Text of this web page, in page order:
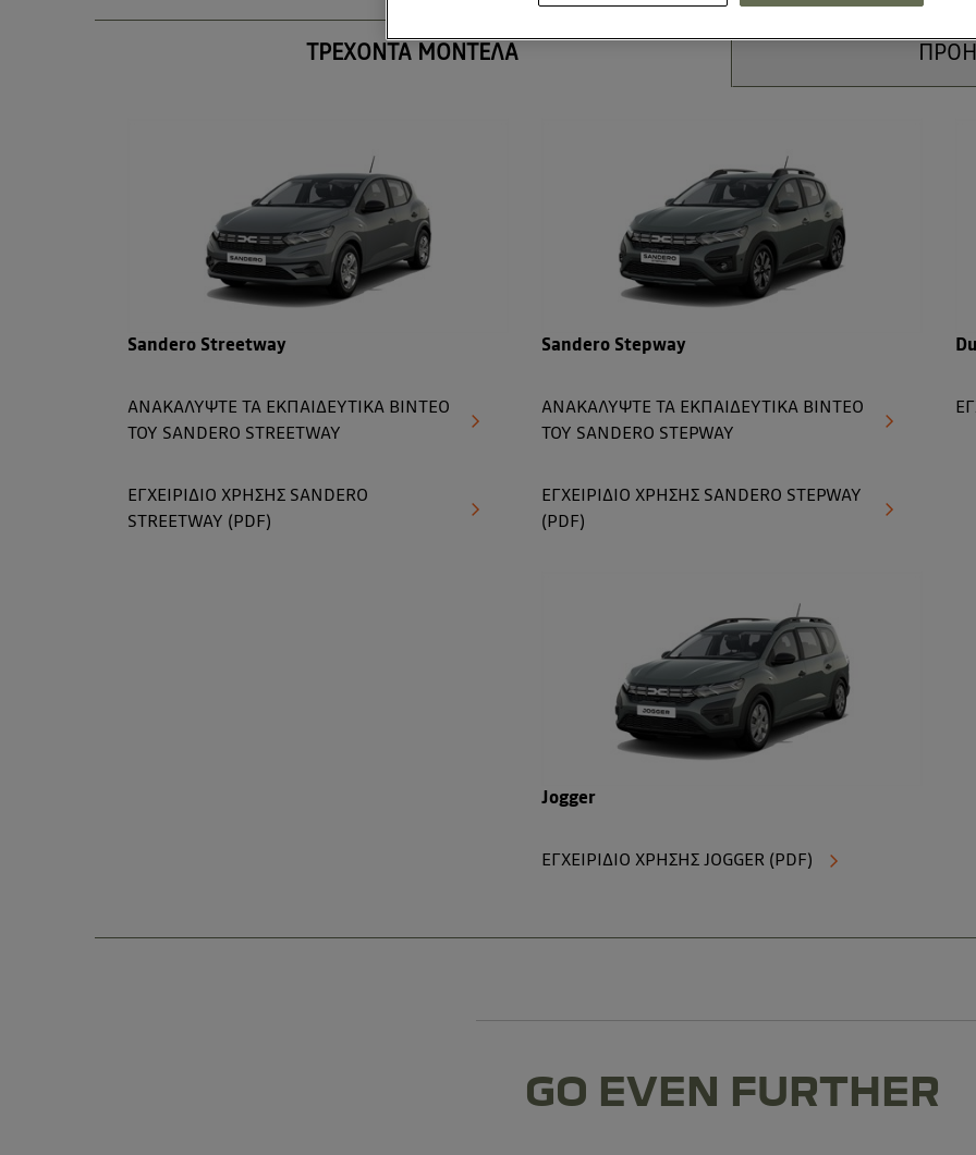
ΤΡΕΧΟΝΤΑ ΜΟΝΤΕΛΑ
Sandero Streetway
ΑΝΑΚΑΛΥΨΤΕ ΤΑ ΕΚΠΑΙΔΕΥΤΙΚΑ ΒΙΝΤΕΟ
ΤΟΥ SANDERO STREETWAY
ΕΓΧΕΙΡΙΔΙΟ ΧΡΗΣΗΣ SANDERO
STREETWAY (PDF)
Sandero Stepway
ΑΝΑΚΑΛΥΨΤΕ ΤΑ ΕΚΠΑΙΔΕΥΤΙΚΑ ΒΙΝΤΕΟ
ΤΟΥ SANDERO STEPWAY
ΕΓΧΕΙΡΙΔΙΟ ΧΡΗΣΗΣ SANDERO STEPWAY
(PDF)
Jogger
ΕΓΧΕΙΡΙΔΙΟ ΧΡΗΣΗΣ JOGGER (PDF)
GO EVEN FURTHER